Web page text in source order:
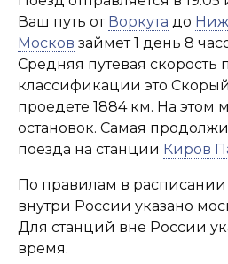
Ваш путь от Воркута до
Москов займет 1 день 8
Средняя путевая скорость
классификации это
проедете 1884 км. На этом
остановок. Самая
поезда на станции Киров
По правилам в
внутри России указано
Для станций вне России
время.